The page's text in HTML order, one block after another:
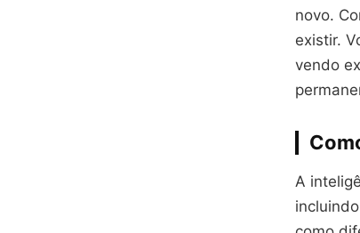
novo.
existir.
vendo
A